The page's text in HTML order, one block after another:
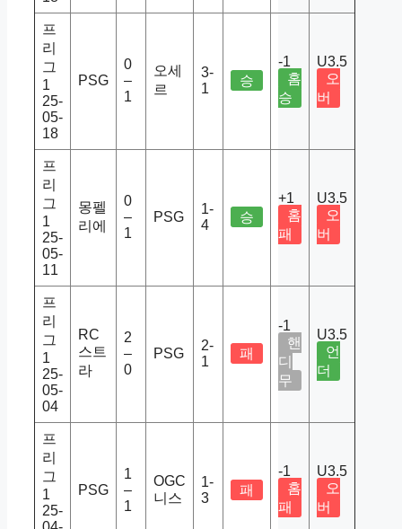
프
리
그
1
25-
05-
18
PSG
0
–
1
오세
르
3-
1
승
-1
홈
승
U3.5
오
버
프
리
그
1
25-
05-
11
몽펠
리에
0
–
1
PSG
1-
4
승
+1
홈
패
U3.5
오
버
프
리
그
1
25-
05-
04
RC
스트
라
2
–
0
PSG
2-
1
패
-1
핸
디
무
U3.5
언
더
프
리
그
1
25-
PSG
1
–
1
OGC
니스
1-
3
패
-1
홈
패
U3.5
오
버